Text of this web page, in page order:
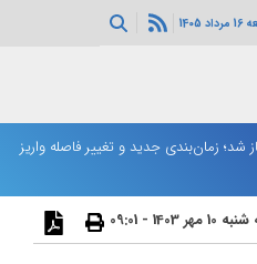
1405
شد؛ زمان‌بندی جدید و تغییر فاصله واریز
مهر 1403 - 09:01